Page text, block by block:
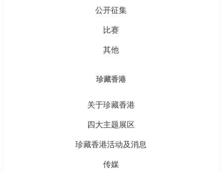
公开征集
比赛
其他
珍藏香港
关于珍藏香港
四大主题展区
珍藏香港活动及消息
传媒